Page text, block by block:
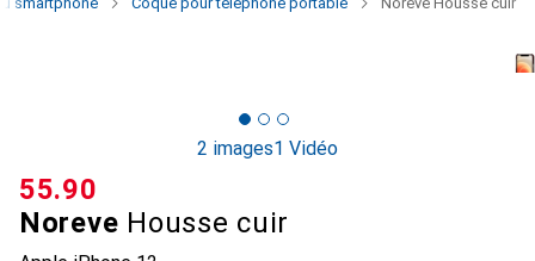
2 images1 Vidéo
Noreve Housse cuir
CHF
55.90